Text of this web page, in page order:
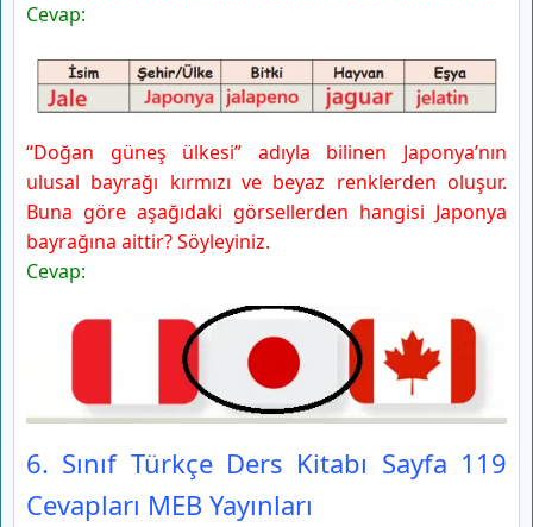
6. Sınıf Türkçe Ders Kitabı Sayfa 124 Cevapları MEB
Yayınları
Değerlendirelim
6. Sınıf Türkçe Ders Kitabı Sayfa 125 Cevapları MEB
Yayınları
2. Anlatalım
6. Sınıf Türkçe Ders Kitabı Sayfa 126 Cevapları MEB
3. Anlatalım
4. Anlatalım
6. Sınıf Türkçe Ders Kitabı Sayfa 127 Cevapları MEB
Yayınları
6. Anlatalım
6. Sınıf Türkçe Ders Kitabı Sayfa 128 Cevapları MEB
Cevap:
“Doğan güneş ülkesi” adıyla bilinen Japonya’nın
ulusal bayrağı kırmızı ve beyaz renklerden oluşur.
Buna göre aşağıdaki görsellerden hangisi Japonya
bayrağına aittir? Söyleyiniz.
Cevap:
6. Sınıf Türkçe Ders Kitabı Sayfa 119
Cevapları MEB Yayınları